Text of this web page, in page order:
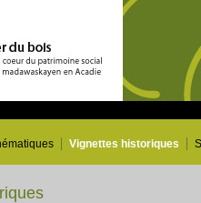
Vignettes historiques